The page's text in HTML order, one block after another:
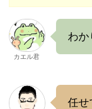
カエル君
わか
任せ